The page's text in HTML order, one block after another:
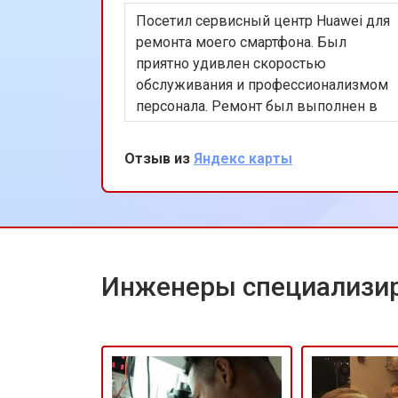
Замена матрицы ноутбука Huawei
Замена Wi-Fi ноутбука Huawei
Ремонт цепи питания
Замена звуковой карты
Замена кулера ноутбука Huawei
Замена микрофона
Посетил сервисный центр Huawei для
ремонта моего смартфона. Был
приятно удивлен скоростью
обслуживания и профессионализмом
персонала. Ремонт был выполнен в
тот же день, что сэкономило мне
много времени. Особенно
порадовало использование
оригинальных запчастей, благодаря
Рекомендую этот сервис всем
Отзыв из Яндекс карты
Инженеры